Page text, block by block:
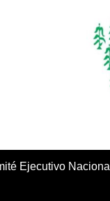
Ejecutivo Nacional